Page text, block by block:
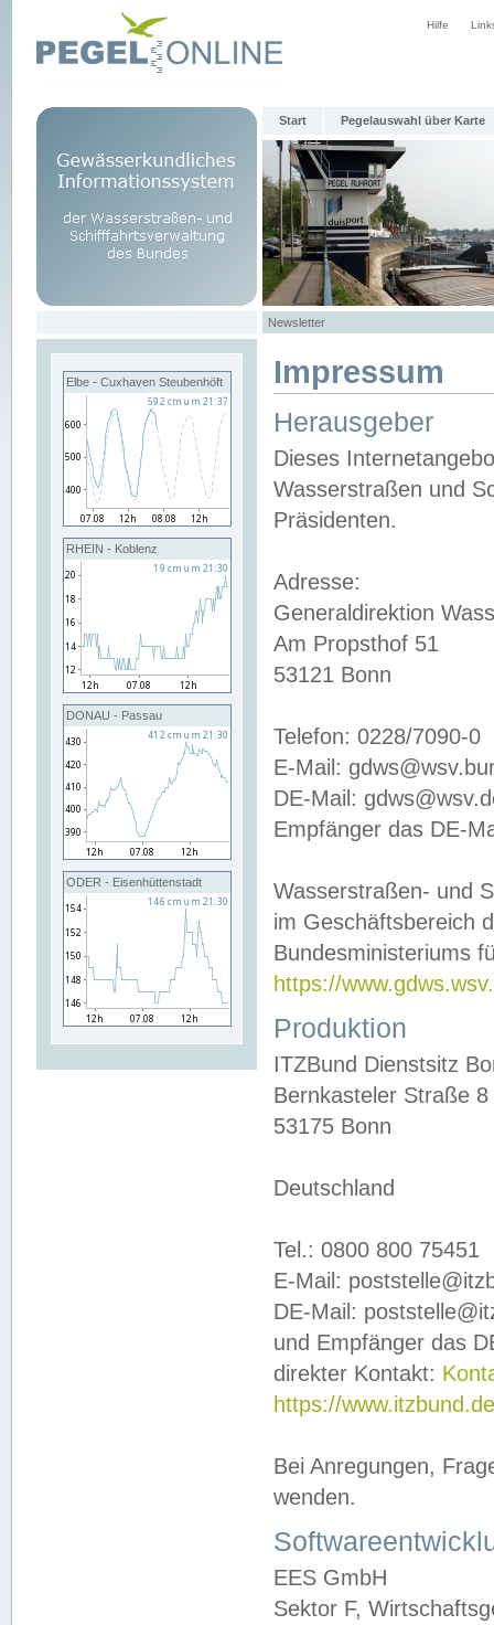
Hilfe
Start Pegelauswahl über Karte
Newsletter
Elbe - Cuxhaven Steubenhöft
RHEIN - Koblenz
DONAU - Passau
ODER - Eisenhüttenstadt
Impressum
Herausgeber
Dieses
Wasserstraßen und
Präsidenten.
Adresse:
Generaldirektion
Am Propsthof 51
53121 Bonn
Telefon: 0228/7090-0
E-Mail:
DE-Mail:
Empfänger das DE-
Wasserstraßen- und
im Geschäftsbereich
Bundesministeriums
https://
Produktion
ITZBund Dienstsitz
Bernkasteler Straße 8
53175 Bonn
Deutschland
Tel.: 0800 800 75451
E-Mail:
DE-Mail:
und Empfänger das
direkter Kontakt:
https://
Bei Anregungen,
wenden.
EES GmbH
Sektor F,